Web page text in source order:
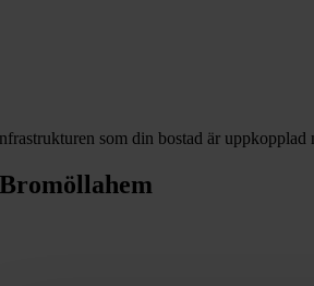
som din bostad är